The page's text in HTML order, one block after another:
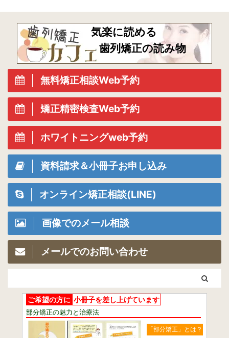
気楽に読める
歯列矯正の読み物
無料矯正相談Web予約
矯正精密検査Web予約
ホワイトニングweb予約
資料請求＆小冊子お申し込み
オンライン矯正相談(LINE)
画像でのメール相談
メールでのお問い合わせ
ご希望の方に 小冊子を差し上げています
部分矯正の魅力と治療法
「部分矯正」とは？